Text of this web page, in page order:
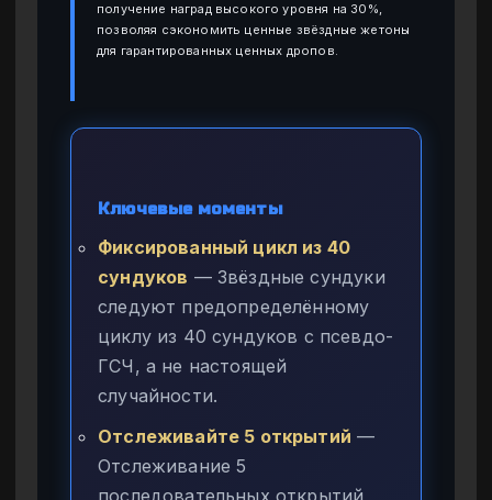
получение наград высокого уровня на 30%,
позволяя сэкономить ценные звёздные жетоны
для гарантированных ценных дропов.
Ключевые моменты
Фиксированный цикл из 40
сундуков — Звёздные сундуки
следуют предопределённому
циклу из 40 сундуков с псевдо-
ГСЧ, а не настоящей
случайности.
Отслеживайте 5 открытий —
Отслеживание 5
последовательных открытий